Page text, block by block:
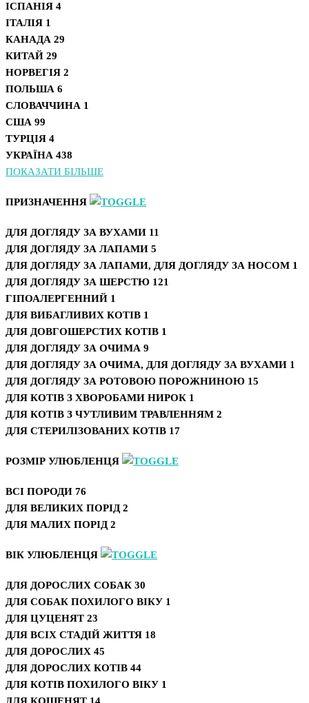
ІСПАНІЯ 4
ІТАЛІЯ 1
КАНАДА 29
КИТАЙ 29
НОРВЕГІЯ 2
ПОЛЬША 6
СЛОВАЧЧИНА 1
США 99
ТУРЦІЯ 4
УКРАЇНА 438
ПОКАЗАТИ БІЛЬШЕ
ПРИЗНАЧЕННЯ
ДЛЯ ДОГЛЯДУ ЗА ВУХАМИ 11
ДЛЯ ДОГЛЯДУ ЗА ЛАПАМИ 5
ДЛЯ ДОГЛЯДУ ЗА ЛАПАМИ, ДЛЯ ДОГЛЯДУ ЗА НОСОМ 1
ДЛЯ ДОГЛЯДУ ЗА ШЕРСТЮ 121
ГІПОАЛЕРГЕННИЙ 1
ДЛЯ ВИБАГЛИВИХ КОТІВ 1
ДЛЯ ДОВГОШЕРСТИХ КОТІВ 1
ДЛЯ ДОГЛЯДУ ЗА ОЧИМА 9
ДЛЯ ДОГЛЯДУ ЗА ОЧИМА, ДЛЯ ДОГЛЯДУ ЗА ВУХАМИ 1
ДЛЯ ДОГЛЯДУ ЗА РОТОВОЮ ПОРОЖНИНОЮ 15
ДЛЯ КОТІВ З ХВОРОБАМИ НИРОК 1
ДЛЯ КОТІВ З ЧУТЛИВИМ ТРАВЛЕННЯМ 2
ДЛЯ СТЕРИЛІЗОВАНИХ КОТІВ 17
РОЗМІР УЛЮБЛЕНЦЯ
ВСІ ПОРОДИ 76
ДЛЯ ВЕЛИКИХ ПОРІД 2
ДЛЯ МАЛИХ ПОРІД 2
ВІК УЛЮБЛЕНЦЯ
ДЛЯ ДОРОСЛИХ СОБАК 30
ДЛЯ СОБАК ПОХИЛОГО ВІКУ 1
ДЛЯ ЦУЦЕНЯТ 23
ДЛЯ ВСІХ СТАДІЙ ЖИТТЯ 18
ДЛЯ ДОРОСЛИХ 45
ДЛЯ ДОРОСЛИХ КОТІВ 44
ДЛЯ КОТІВ ПОХИЛОГО ВІКУ 1